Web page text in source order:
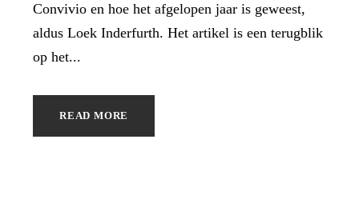
Convivio en hoe het afgelopen jaar is geweest,
aldus Loek Inderfurth. Het artikel is een terugblik
op het...
READ MORE